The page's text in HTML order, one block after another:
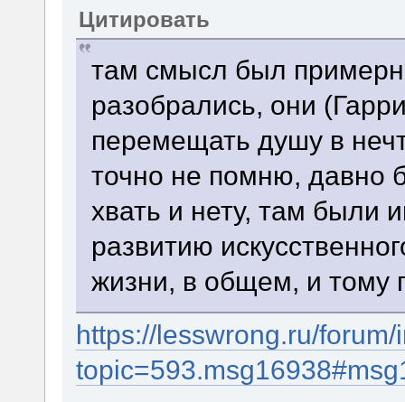
Цитировать
там смысл был
разобрались, они
перемещать душу в
точно не помню, давно
хвать и нету, там были
развитию
жизни, в общем, и тому
https://lesswrong.ru/